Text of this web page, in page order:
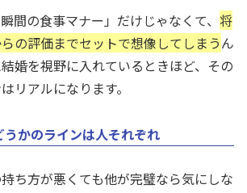
間の食事マナー」だけじゃなくて、 将
の評価までセットで想像してしまうん
婚を視野に入れているときほど、その
リアルになります。
かのラインは人それぞれ
ち方が悪くても他が完璧なら気にしな